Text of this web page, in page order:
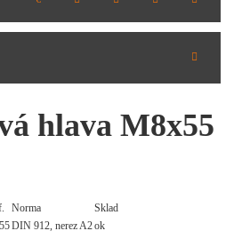
hlava M8x55
Norma
Sklad
DIN 912, nerez A2ok